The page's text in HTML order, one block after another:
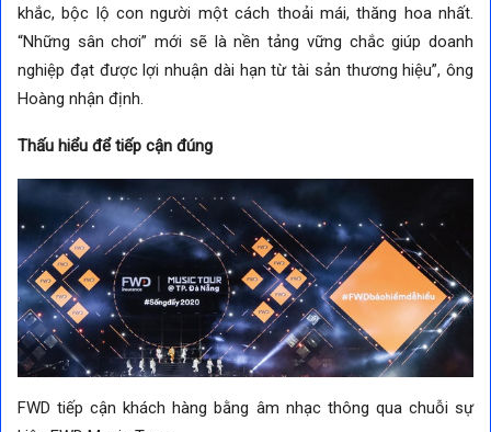
khắc, bộc lộ con người một cách thoải mái, thăng hoa nhất.
“Những sân chơi” mới sẽ là nền tảng vững chắc giúp doanh
nghiệp đạt được lợi nhuận dài hạn từ tài sản thương hiệu”, ông
Hoàng nhận định.
Thấu hiểu để tiếp cận đúng
FWD tiếp cận khách hàng bằng âm nhạc thông qua chuỗi sự